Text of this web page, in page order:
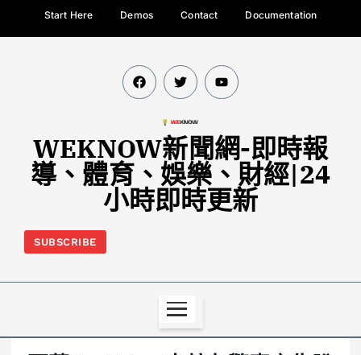
Start Here Demos Contact Documentation
WEKNOW新聞網-即時報
導、體育、娛樂、財經|24
小時即時更新
SUBSCRIBE